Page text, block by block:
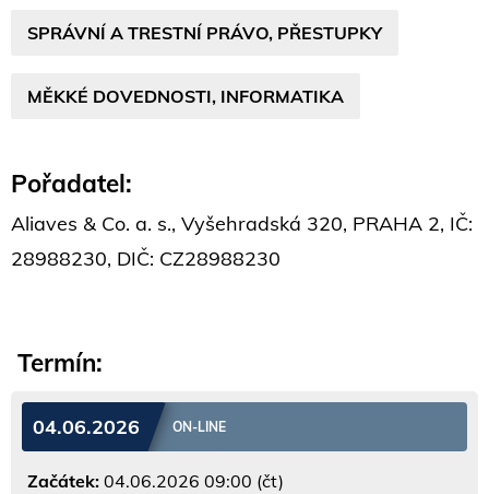
SPRÁVNÍ A TRESTNÍ PRÁVO, PŘESTUPKY
MĚKKÉ DOVEDNOSTI, INFORMATIKA
Pořadatel:
Aliaves & Co. a. s., Vyšehradská 320, PRAHA 2, IČ:
28988230, DIČ: CZ28988230
Termín:
04.06.2026 ON-LINE
Začátek: 04.06.2026 09:00 (čt)